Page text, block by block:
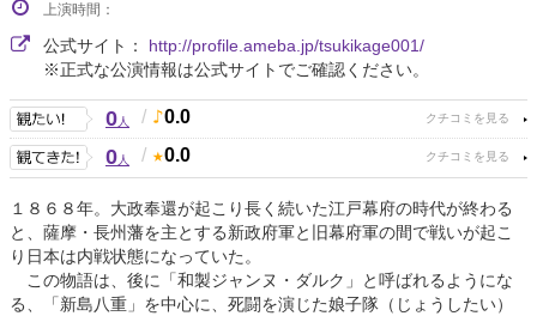
上演時間：
公式サイト： http://profile.ameba.jp/tsukikage001/
※正式な公演情報は公式サイトでご確認ください。
0人 / 0.0
0人 / 0.0
１８６８年。大政奉還が起こり長く続いた江戸幕府の時代が終わる
と、薩摩・長州藩を主とする新政府軍と旧幕府軍の間で戦いが起こ
り日本は内戦状態になっていた。
この物語は、後に「和製ジャンヌ・ダルク」と呼ばれるようにな
る、「新島八重」を中心に、死闘を演じた娘子隊（じょうしたい）